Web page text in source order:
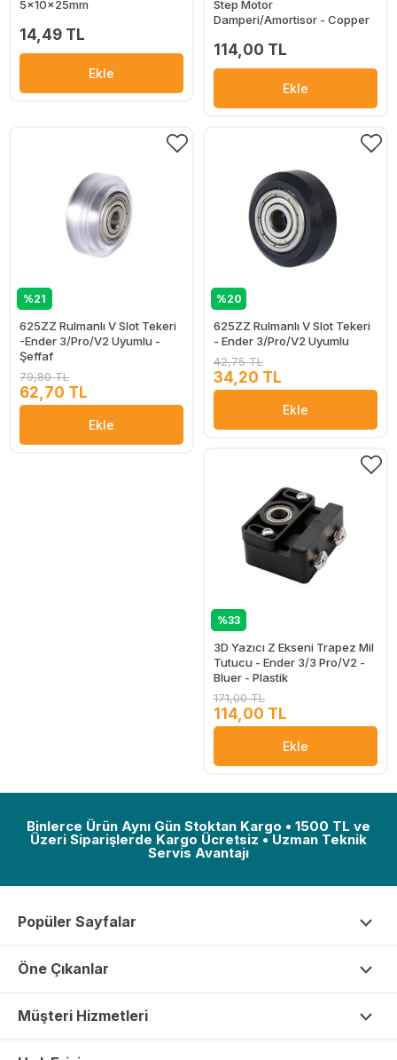
5x10x25mm
14,49 TL
Ekle
Step Motor
Damperi/Amortisor - Copper
114,00 TL
Ekle
%21
625ZZ Rulmanlı V Slot Tekeri
-Ender 3/Pro/V2 Uyumlu -
Şeffaf
79,80 TL
62,70 TL
Ekle
%20
625ZZ Rulmanlı V Slot Tekeri
- Ender 3/Pro/V2 Uyumlu
42,75 TL
34,20 TL
Ekle
%33
3D Yazıcı Z Ekseni Trapez Mil
Tutucu - Ender 3/3 Pro/V2 -
Bluer - Plastik
171,00 TL
114,00 TL
Ekle
Binlerce Ürün Aynı Gün Stoktan Kargo • 1500 TL ve
Üzeri Siparişlerde Kargo Ücretsiz • Uzman Teknik
Servis Avantajı
Popüler Sayfalar
Öne Çıkanlar
Müşteri Hizmetleri